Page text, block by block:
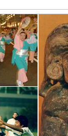
L
복
사
하
기
게
하
기
게
변
경
하
기